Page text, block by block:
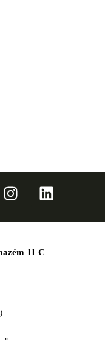
11 C